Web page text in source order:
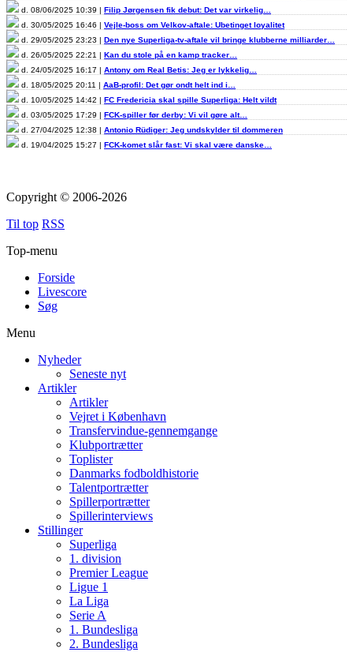
d. 08/06/2025 10:39 | Filip Jørgensen fik debut: Det var virkelig…
d. 30/05/2025 16:46 | Vejle-boss om Velkov-aftale: Ubetinget loyalitet
d. 29/05/2025 23:23 | Den nye Superliga-tv-aftale vil bringe klubberne milliarder…
d. 26/05/2025 22:21 | Kan du stole på en kamp tracker…
d. 24/05/2025 16:17 | Antony om Real Betis: Jeg er lykkelig…
d. 18/05/2025 20:11 | AaB-profil: Det gør ondt helt ind i…
d. 10/05/2025 14:42 | FC Fredericia skal spille Superliga: Helt vildt
d. 03/05/2025 17:29 | FCK-spiller før derby: Vi vil gøre alt…
d. 27/04/2025 12:38 | Antonio Rüdiger: Jeg undskylder til dommeren
d. 19/04/2025 15:27 | FCK-komet slår fast: Vi skal være danske…
Copyright © 2006-2026
Til top RSS
Top-menu
Forside
Livescore
Søg
Menu
Nyheder
Seneste nyt
Artikler
Artikler
Vejret i København
Transfervindue-gennemgange
Klubportrætter
Toplister
Danmarks fodboldhistorie
Talentportrætter
Spillerportrætter
Spillerinterviews
Stillinger
Superliga
1. division
Premier League
Ligue 1
La Liga
Serie A
1. Bundesliga
2. Bundesliga